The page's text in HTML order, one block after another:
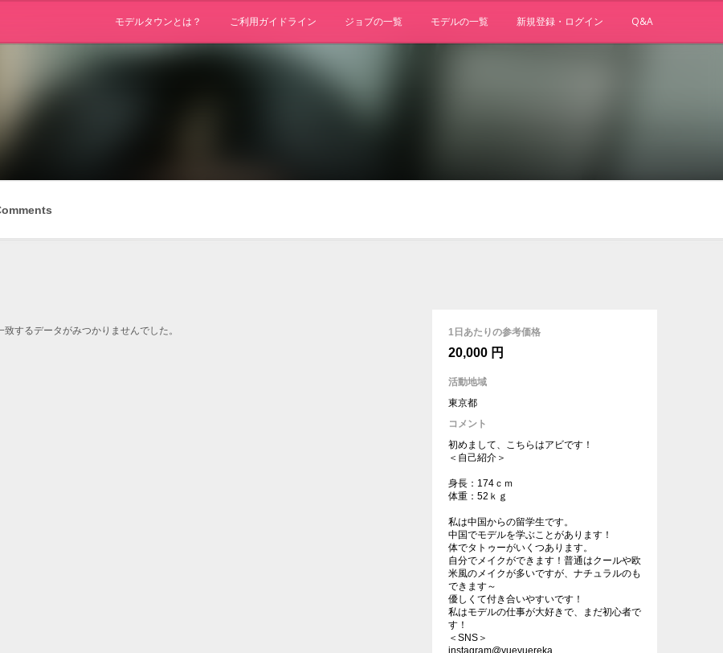
モデルタウンとは？ ご利用ガイドライン ジョブの一覧 モデルの一覧 新規登録・ログイン Q&A
致するデータがみつかりませんでした。 1日あたりの参考価格
20,000 円
活動地域
東京都
コメント
初めまして、こちらはアビです！
＜自己紹介＞
身長：174ｃｍ
体重：52ｋｇ
私は中国からの留学生です。
中国でモデルを学ぶことがあります！
体でタトゥーがいくつあります。
自分でメイクができます！普通はクールや欧
米風のメイクが多いですが、ナチュラルのも
できます～
優しくて付き合いやすいです！
私はモデルの仕事が大好きで、まだ初心者で
す！
＜SNS＞
instagram@yueyuereka